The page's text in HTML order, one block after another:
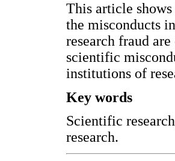
This article
the misconducts
research fraud
scientific
institutions of
Key words
Scientific
research.